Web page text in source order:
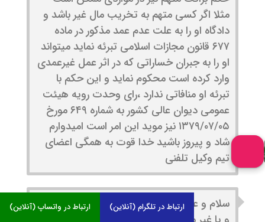
مثلا اگر کسی متهم به تخریب مال غیر باشد و
دادگاه او را به علت عدم عمد مذکور در ماده
۶۷۷ قانون مجازات اسلامی تبرئه نماید میتواند
او را به جبران خساراتی که در اثر عمل غیرعمدی
وارد کرده است محکوم نماید و این حکم با
تبرئه او منافاتی ندارد ،رای وحدت رویه هیئت
عمومی دیوان عالی کشور به شماره ۶۴۹ مورخ
۱۳۷۹/۰۷/۰۵ نیز موید این امر است امیدوارم
شاد و پیروز باشید خدا قوت به همگی اعضای
تیم وکیل تلفنی
سلام و عرض ادب. تخریب به صورت مستقیم
ارتباط در واتساپ (آنلاین) ارتباط در تلگرام (آنلاین)